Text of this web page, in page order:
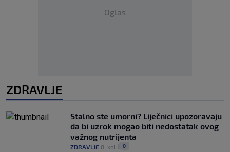
Oglas
ZDRAVLJE
Stalno ste umorni? Liječnici upozoravaju
da bi uzrok mogao biti nedostatak ovog
važnog nutrijenta
ZDRAVLJE 8. kol. 0